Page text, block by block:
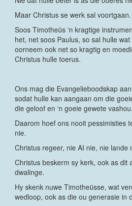
Maar Christus se werk sal voortgaan.
Soos Timotheüs ‘n kragtige
het, net soos Paulus, so sal hulle
oorneem ook net so kragtig en
Christus hulle toerus.
Ons mag die Evangelieboodskap
sodat hulle kan aangaan om die
die geloof en ‘n goeie gewete vashou.
Daarom hoef ons nooit pessimisties
nie.
Christus regeer, nie AI nie, nie lande
Christus beskerm sy kerk, ook as dit
dwalinge.
Hy skenk nuwe Timotheüsse, wat
wedloop, ook as die ou generasie in